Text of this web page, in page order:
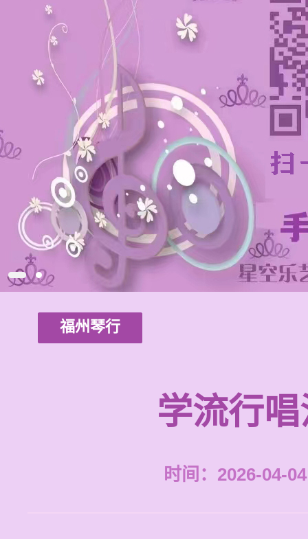
福州琴行
学流行
时间：2026-04-